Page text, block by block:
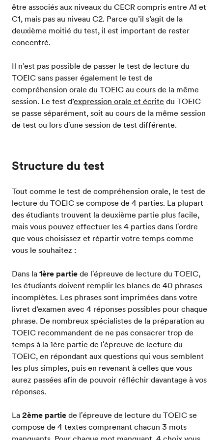
être associés aux niveaux du CECR compris entre A1 et
C1, mais pas au niveau C2. Parce qu’il s’agit de la
deuxième moitié du test, il est important de rester
concentré.
Il n’est pas possible de passer le test de lecture du
TOEIC sans passer également le test de
compréhension orale du TOEIC au cours de la même
session. Le test d’expression orale et écrite du TOEIC
se passe séparément, soit au cours de la même session
de test ou lors d'une session de test différente.
Structure du test
Tout comme le test de compréhension orale, le test de
lecture du TOEIC se compose de 4 parties. La plupart
des étudiants trouvent la deuxième partie plus facile,
mais vous pouvez effectuer les 4 parties dans l'ordre
que vous choisissez et répartir votre temps comme
vous le souhaitez :
Dans la1ère partiede l'épreuve de lecture du TOEIC,
les étudiants doivent remplir les blancs de 40 phrases
incomplètes. Les phrases sont imprimées dans votre
livret d’examen avec 4 réponses possibles pour chaque
phrase. De nombreux spécialistes de la préparation au
TOEIC recommandent de ne pas consacrer trop de
temps à la 1ère partie de l'épreuve de lecture du
TOEIC, en répondant aux questions qui vous semblent
les plus simples, puis en revenant à celles que vous
aurez passées afin de pouvoir réfléchir davantage à vos
réponses.
La2ème partiede l'épreuve de lecture du TOEIC se
compose de 4 textes comprenant chacun 3 mots